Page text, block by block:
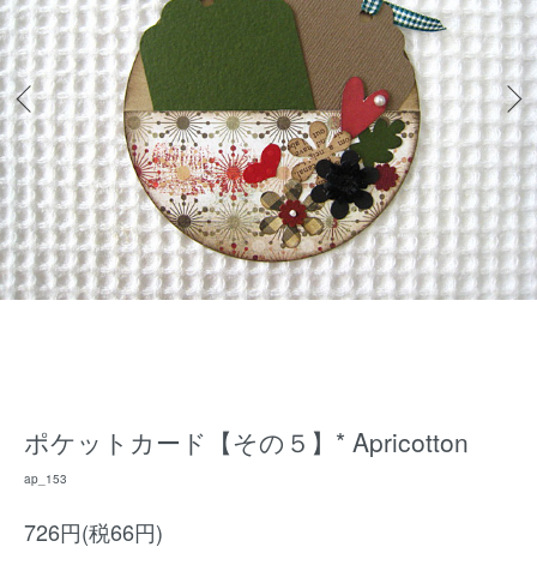
ポケットカード【その５】* Apricotton
ap_153
726円(税66円)